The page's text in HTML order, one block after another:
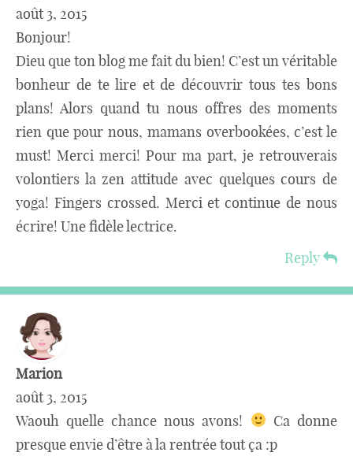
août 3, 2015
Bonjour!
Dieu que ton blog me fait du bien! C’est un véritable
bonheur de te lire et de découvrir tous tes bons
plans! Alors quand tu nous offres des moments
rien que pour nous, mamans overbookées, c’est le
must! Merci merci! Pour ma part, je retrouverais
volontiers la zen attitude avec quelques cours de
yoga! Fingers crossed. Merci et continue de nous
écrire! Une fidèle lectrice.
Reply
Marion
août 3, 2015
Waouh quelle chance nous avons!
Ca donne
presque envie d’être à la rentrée tout ça :p